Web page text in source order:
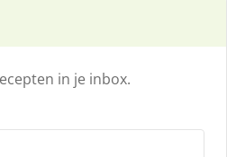
in je inbox.